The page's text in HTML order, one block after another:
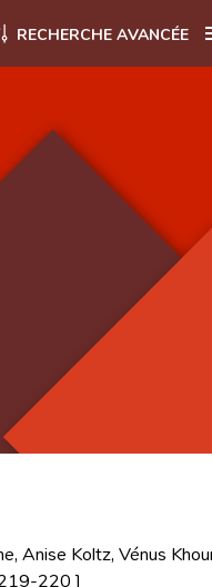
RECHERCHE AVANCÉE
Anise Koltz, Vénus
220 ]